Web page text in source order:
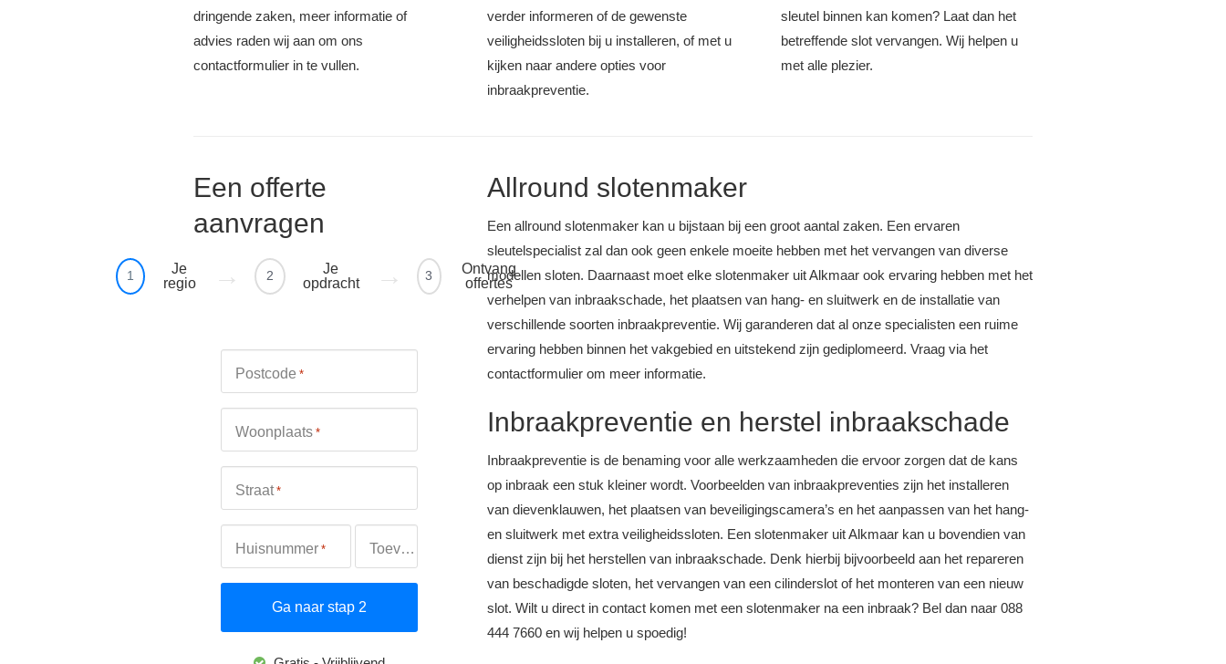
dringende zaken, meer informatie of
advies raden wij aan om ons
contactformulier in te vullen.
verder informeren of de gewenste
veiligheidssloten bij u installeren, of met u
kijken naar andere opties voor
inbraakpreventie.
sleutel binnen kan komen? Laat dan het
betreffende slot vervangen. Wij helpen u
met alle plezier.
Een offerte
aanvragen
1
Je
regio
2
Je
opdracht
3
Ontvang
offertes
Postcode *
Woonplaats *
Straat *
Huisnummer * Toevoeging
Allround slotenmaker
Een allround slotenmaker kan u bijstaan bij een groot aantal zaken. Een ervaren
sleutelspecialist zal dan ook geen enkele moeite hebben met het vervangen van diverse
modellen sloten. Daarnaast moet elke slotenmaker uit Alkmaar ook ervaring hebben met het
verhelpen van inbraakschade, het plaatsen van hang- en sluitwerk en de installatie van
verschillende soorten inbraakpreventie. Wij garanderen dat al onze specialisten een ruime
ervaring hebben binnen het vakgebied en uitstekend zijn gediplomeerd. Vraag via het
contactformulier om meer informatie.
Inbraakpreventie en herstel inbraakschade
Inbraakpreventie is de benaming voor alle werkzaamheden die ervoor zorgen dat de kans
op inbraak een stuk kleiner wordt. Voorbeelden van inbraakpreventies zijn het installeren
van dievenklauwen, het plaatsen van beveiligingscamera’s en het aanpassen van het hang-
en sluitwerk met extra veiligheidssloten. Een slotenmaker uit Alkmaar kan u bovendien van
dienst zijn bij het herstellen van inbraakschade. Denk hierbij bijvoorbeeld aan het repareren
van beschadigde sloten, het vervangen van een cilinderslot of het monteren van een nieuw
slot. Wilt u direct in contact komen met een slotenmaker na een inbraak? Bel dan naar 088
444 7660 en wij helpen u spoedig!